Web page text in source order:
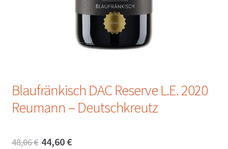
Blaufränkisch DAC Reserve L.E. 2020
Reumann – Deutschkreutz
48,06€ Ursprünglicher
44,60 €Aktueller